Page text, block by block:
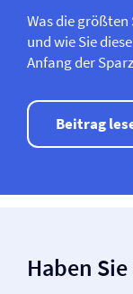
Was die
und wie Sie
Anfang der
Beitrag
Haben